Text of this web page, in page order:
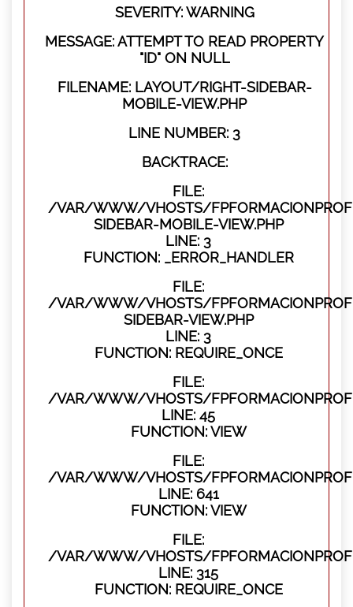
SEVERITY: WARNING
MESSAGE: ATTEMPT TO READ PROPERTY
"ID" ON NULL
FILENAME: LAYOUT/RIGHT-SIDEBAR-
MOBILE-VIEW.PHP
LINE NUMBER: 3
BACKTRACE:
FILE:
/VAR/WWW/VHOSTS/
SIDEBAR-MOBILE-VIEW.PHP
LINE: 3
FUNCTION: _ERROR_HANDLER
FILE:
/VAR/WWW/VHOSTS/
SIDEBAR-VIEW.PHP
LINE: 3
FUNCTION: REQUIRE_ONCE
FILE:
/VAR/WWW/VHOSTS/
LINE: 45
FUNCTION: VIEW
FILE:
/VAR/WWW/VHOSTS/
LINE: 641
FUNCTION: VIEW
FILE:
/VAR/WWW/VHOSTS/
LINE: 315
FUNCTION: REQUIRE_ONCE